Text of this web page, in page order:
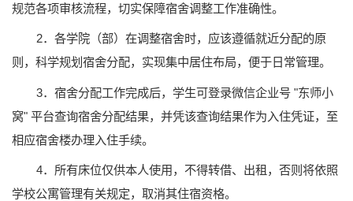
规范各项审核流程，切实保障宿舍调整工作准确性。
2．各学院（部）在调整宿舍时，应该遵循就近分配的原
则，科学规划宿舍分配，实现集中居住布局，便于日常管理。
3．宿舍分配工作完成后，学生可登录微信企业号 "东师小
窝" 平台查询宿舍分配结果，并凭该查询结果作为入住凭证，至
相应宿舍楼办理入住手续。
4．所有床位仅供本人使用，不得转借、出租，否则将依照
学校公寓管理有关规定，取消其住宿资格。